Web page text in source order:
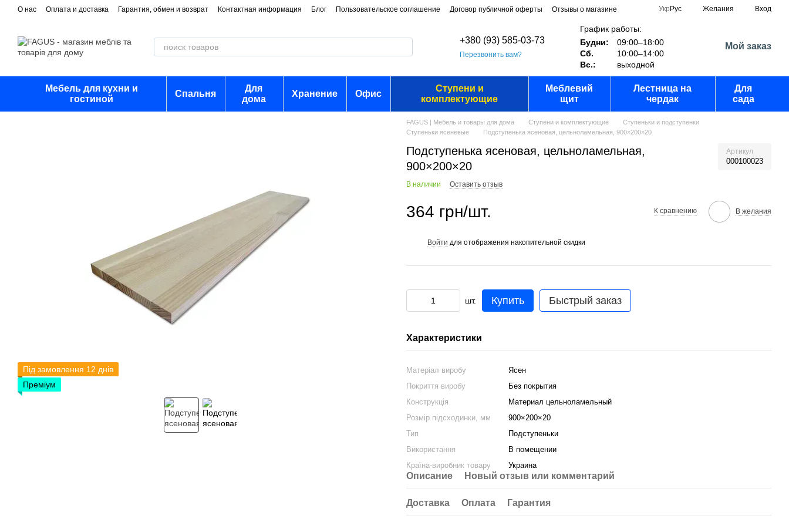
Перейти к основному контенту
О нас Оплата и доставка Гарантия, обмен и возврат Контактная информация Блог Пользовательское соглашение Договор публичной оферты Отзывы о магазине Укр Рус Желания Вход
+380 (93) 585-03-73
Перезвонить вам?
График работы:
Будни:
09:00–18:00
Сб.
10:00–14:00
Вс.:
выходной
Мой заказ
Мебель для кухни и
гостиной
Спальня
Для
дома
Хранение Офис
Ступени и
комплектующие
Меблевий
щит
Лестница на
чердак
Для
сада
Під замовлення 12 днів
Преміум
FAGUS | Мебель и товары для дома Ступени и комплектующие
Ступеньки и подступенки
Ступеньки ясеневые
Подступенька ясеновая, цельноламельная, 900×200×20
Подступенька ясеновая, цельноламельная,
900×200×20
Артикул
000100023
В наличии Оставить отзыв
364 грн/шт. К сравнению В желания
Войти для отображения накопительной скидки
шт. Купить Быстрый заказ
Характеристики
Матеріал виробу
Ясен
Покриття виробу
Без покрытия
Конструкція
Материал цельноламельный
Розмір підсходинки, мм
900×200×20
Тип
Подступеньки
Використання
В помещении
Країна-виробник товару
Украина
Описание Новый отзыв или комментарий
Доставка Оплата Гарантия